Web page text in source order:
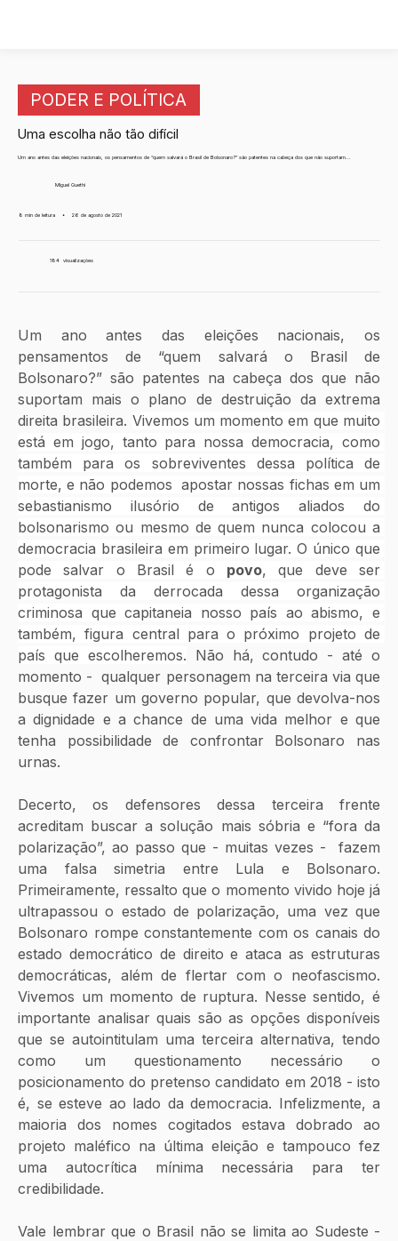
PODER E POLÍTICA
Uma escolha não tão difícil
Um ano antes das eleições nacionais, os pensamentos de “quem salvará o Brasil de Bolsonaro?” são patentes na cabeça dos que não suportam...
Miguel Guethi
8 min de leitura • 26 de agosto de 2021
184 visualizações
Um ano antes das eleições nacionais, os
pensamentos de “quem salvará o Brasil de
Bolsonaro?” são patentes na cabeça dos que não
suportam mais o plano de destruição da extrema
direita brasileira. Vivemos um momento em que muito
está em jogo, tanto para nossa democracia, como
também para os sobreviventes dessa política de
morte, e não podemos  apostar nossas fichas em um
sebastianismo ilusório de antigos aliados do
bolsonarismo ou mesmo de quem nunca colocou a
democracia brasileira em primeiro lugar. O único que
pode salvar o Brasil é o povo, que deve ser
protagonista da derrocada dessa organização
criminosa que capitaneia nosso país ao abismo, e
também, figura central para o próximo projeto de
país que escolheremos. Não há, contudo - até o
momento -  qualquer personagem na terceira via que
busque fazer um governo popular, que devolva-nos
a dignidade e a chance de uma vida melhor e que
tenha possibilidade de confrontar Bolsonaro nas
urnas.
Decerto, os defensores dessa terceira frente
acreditam buscar a solução mais sóbria e “fora da
polarização”, ao passo que - muitas vezes -  fazem
uma falsa simetria entre Lula e Bolsonaro.
Primeiramente, ressalto que o momento vivido hoje já
ultrapassou o estado de polarização, uma vez que
Bolsonaro rompe constantemente com os canais do
estado democrático de direito e ataca as estruturas
democráticas, além de flertar com o neofascismo.
Vivemos um momento de ruptura. Nesse sentido, é
importante analisar quais são as opções disponíveis
que se autointitulam uma terceira alternativa, tendo
como um questionamento necessário o
posicionamento do pretenso candidato em 2018 - isto
é, se esteve ao lado da democracia. Infelizmente, a
maioria dos nomes cogitados estava dobrado ao
projeto maléfico na última eleição e tampouco fez
uma autocrítica mínima necessária para ter
credibilidade.
Vale lembrar que o Brasil não se limita ao Sudeste -